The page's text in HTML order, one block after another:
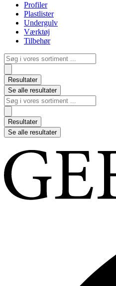
Profiler
Plastlister
Undergulv
Værktøj
Tilbehør
Search
...
Resultater
Se alle resultater
Search
...
Resultater
Se alle resultater